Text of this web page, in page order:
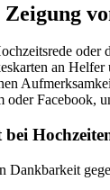
oder
an
Facebook,
Dankbarkeit